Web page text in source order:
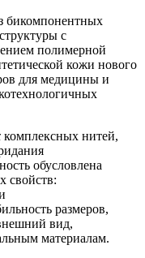
бикомпонентных
с
полимерной
кожи нового
для медицины и
комплексных нитей,
обусловлена
свойств:
размеров,
вид,
материалам.